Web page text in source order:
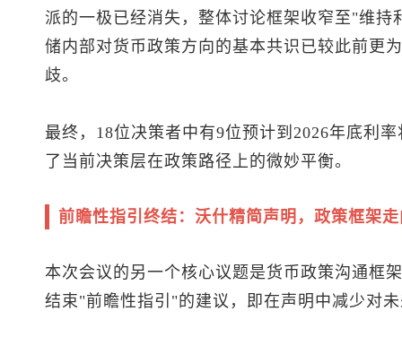
派的一极已经消失，整体讨论框架收窄至"维
储内部对货币政策方向的基本共识已较此前
歧。
最终，18位决策者中有9位预计到2026年底利
了当前决策层在政策路径上的微妙平衡。
前瞻性指引终结：沃什精简声明，政策框架
本次会议的另一个核心议题是货币政策沟通框
结束"前瞻性指引"的建议，即在声明中减少对